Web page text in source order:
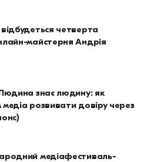
четверта
майстерня Андрія
знає людину: як
розвивати довіру через
медіафестиваль-